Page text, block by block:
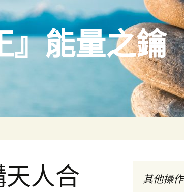
』能量之鑰
人合
其他操作